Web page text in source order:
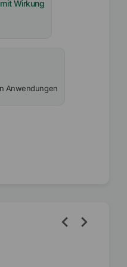
Wirkung
Anwendungen